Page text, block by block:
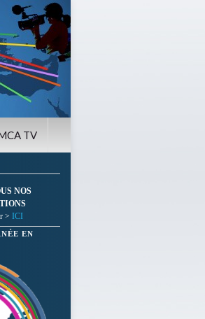
TV
NOS
> ICI
EN